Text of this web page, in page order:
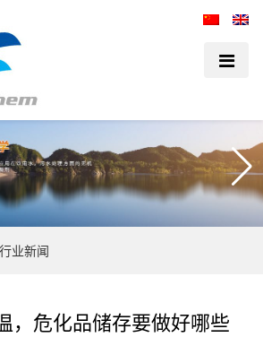
行业新闻
，危化品储存要做好哪些